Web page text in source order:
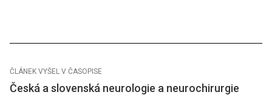
ČLÁNEK VYŠEL V ČASOPISE
Česká a slovenská neurologie a neurochirurgie